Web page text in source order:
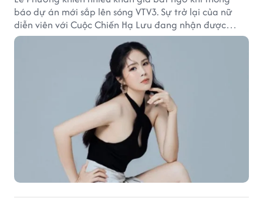
báo dự án mới sắp lên sóng VTV3. Sự trở lại của nữ
diễn viên với Cuộc Chiến Hạ Lưu đang nhận được
nhiều sự quan tâm.